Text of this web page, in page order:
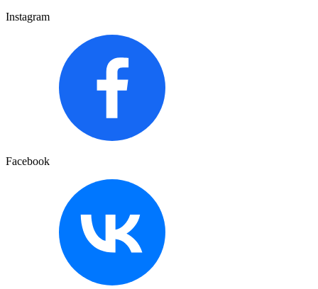
Instagram
Facebook